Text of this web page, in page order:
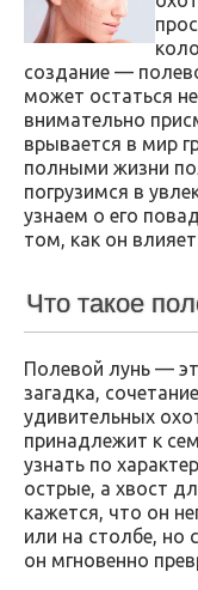
создание —
может остаться
внимательно
врывается в мир
полными жизни
погрузимся в
узнаем о его
том, как он
Что такое
Полевой лунь —
загадка,
удивительных
принадлежит к
узнать по
острые, а хвост
кажется, что он
или на столбе, но
он мгновенно